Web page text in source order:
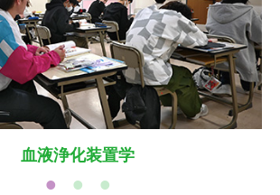
血液浄化装置学